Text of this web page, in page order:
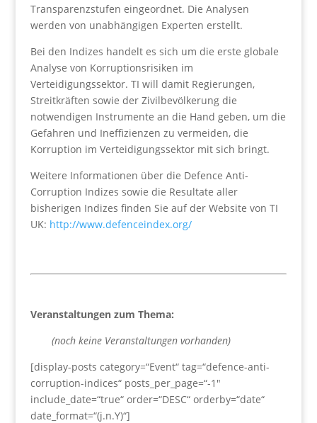
Transparenzstufen eingeordnet. Die Analysen
werden von unabhängigen Experten erstellt.
Bei den Indizes handelt es sich um die erste globale
Analyse von Korruptionsrisiken im
Verteidigungssektor. TI will damit Regierungen,
Streitkräften sowie der Zivilbevölkerung die
notwendigen Instrumente an die Hand geben, um die
Gefahren und Ineffizienzen zu vermeiden, die
Korruption im Verteidigungssektor mit sich bringt.
Weitere Informationen über die Defence Anti-
Corruption Indizes sowie die Resultate aller
bisherigen Indizes finden Sie auf der Website von TI
UK: http://www.defenceindex.org/
Veranstaltungen zum Thema:
(noch keine Veranstaltungen vorhanden)
[display-posts category=“Event“ tag=“defence-anti-
corruption-indices“ posts_per_page=“-1″
include_date=“true“ order=“DESC“ orderby=“date“
date_format=“(j.n.Y)“]